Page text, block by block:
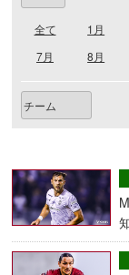
全て 1月
7月
8月